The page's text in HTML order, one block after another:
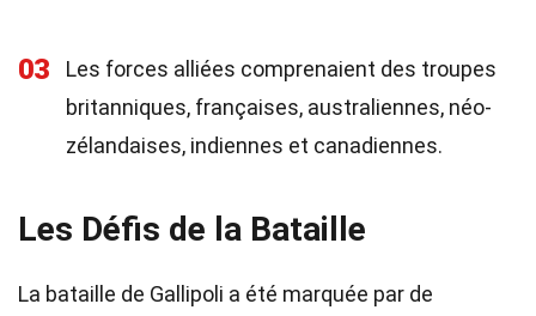
03
Les forces alliées comprenaient des troupes
britanniques, françaises, australiennes, néo-
zélandaises, indiennes et canadiennes.
Les Défis de la Bataille
La bataille de Gallipoli a été marquée par de